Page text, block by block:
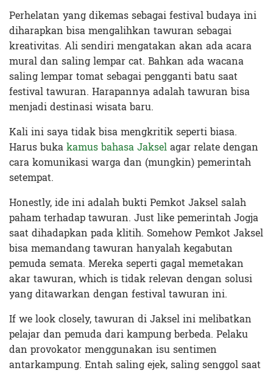
Perhelatan yang dikemas sebagai festival budaya ini
diharapkan bisa mengalihkan tawuran sebagai
kreativitas. Ali sendiri mengatakan akan ada acara
mural dan saling lempar cat. Bahkan ada wacana
saling lempar tomat sebagai pengganti batu saat
festival tawuran. Harapannya adalah tawuran bisa
menjadi destinasi wisata baru.
Kali ini saya tidak bisa mengkritik seperti biasa.
Harus bukakamus bahasa Jakselagar relate dengan
cara komunikasi warga dan (mungkin) pemerintah
setempat.
Honestly, ide ini adalah bukti Pemkot Jaksel salah
paham terhadap tawuran. Just like pemerintah Jogja
saat dihadapkan pada klitih. Somehow Pemkot Jaksel
bisa memandang tawuran hanyalah kegabutan
pemuda semata. Mereka seperti gagal memetakan
akar tawuran, which is tidak relevan dengan solusi
yang ditawarkan dengan festival tawuran ini.
If we look closely, tawuran di Jaksel ini melibatkan
pelajar dan pemuda dari kampung berbeda. Pelaku
dan provokator menggunakan isu sentimen
antarkampung. Entah saling ejek, saling senggol saat